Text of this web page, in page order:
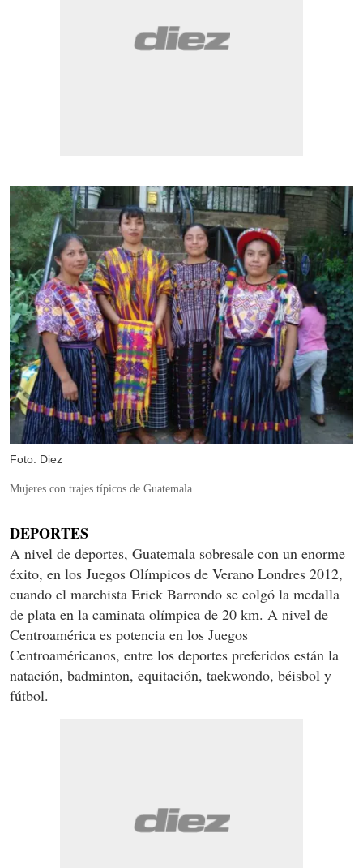
Foto: Diez
Mujeres con trajes típicos de Guatemala.
DEPORTES
A nivel de deportes, Guatemala sobresale con un enorme
éxito, en los Juegos Olímpicos de Verano Londres 2012,
cuando el marchista Erick Barrondo se colgó la medalla
de plata en la caminata olímpica de 20 km. A nivel de
Centroamérica es potencia en los Juegos
Centroaméricanos, entre los deportes preferidos están la
natación, badminton, equitación, taekwondo, béisbol y
fútbol.